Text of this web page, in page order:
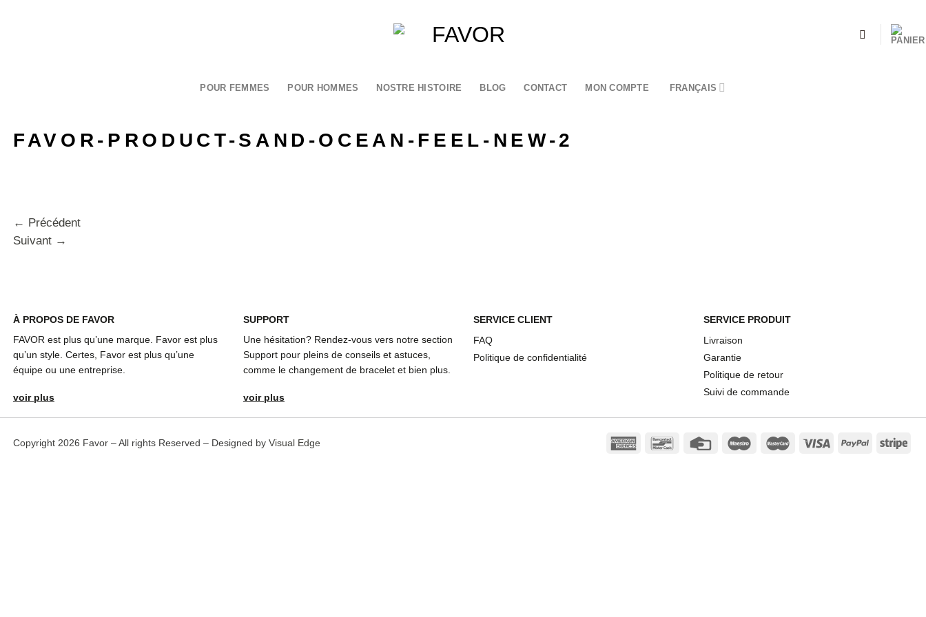
POUR FEMMES POUR HOMMES NOSTRE HISTOIRE BLOG CONTACT MON COMPTE FRANÇAIS
FAVOR-PRODUCT-SAND-OCEAN-FEEL-NEW-2
← Précédent
Suivant →
À PROPOS DE FAVOR
FAVOR est plus qu’une marque. Favor est plus
qu’un style. Certes, Favor est plus qu’une
équipe ou une entreprise.
voir plus
SUPPORT
Une hésitation? Rendez-vous vers notre section
Support pour pleins de conseils et astuces,
comme le changement de bracelet et bien plus.
voir plus
SERVICE CLIENT
FAQ
Politique de confidentialité
SERVICE PRODUIT
Livraison
Garantie
Politique de retour
Suivi de commande
Copyright 2026 Favor – All rights Reserved – Designed by Visual Edge